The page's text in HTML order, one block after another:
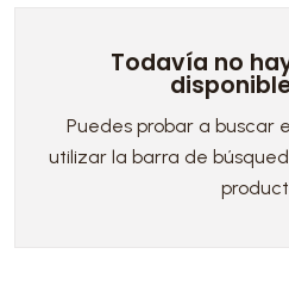
Todavía no
Puedes probar a buscar
utilizar la barra de